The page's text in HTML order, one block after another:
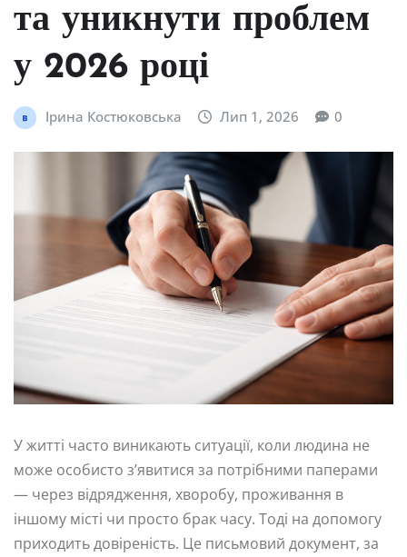
та уникнути проблем
у 2026 році
Ірина Костюковська Лип 1, 2026 0
У житті часто виникають ситуації, коли людина не
може особисто з’явитися за потрібними паперами
— через відрядження, хворобу, проживання в
іншому місті чи просто брак часу. Тоді на допомогу
приходить довіреність. Це письмовий документ, за